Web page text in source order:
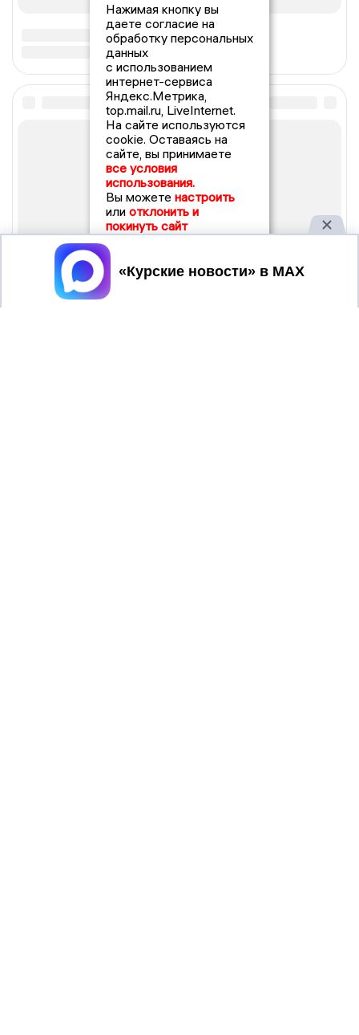
Нажимая кнопку вы
даете согласие на
обработку персональных
данных
с использованием
интернет-сервиса
Яндекс.Метрика,
top.mail.ru, LiveInternet.
На сайте используются
cookie. Оставаясь на
сайте, вы принимаете
все условия
использования.
Вы можете настроить
или отклонить и
покинуть сайт
Принять